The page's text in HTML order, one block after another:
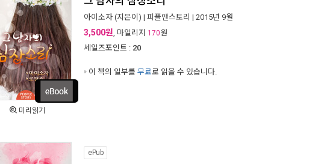
미리읽기
아이소자 (지은이) | 피플앤스토리 | 2015년 9월
3,500원, 마일리지 170원
세일즈포인트 : 20
이 책의 일부를 무료로 읽을 수 있습니다.
ePub